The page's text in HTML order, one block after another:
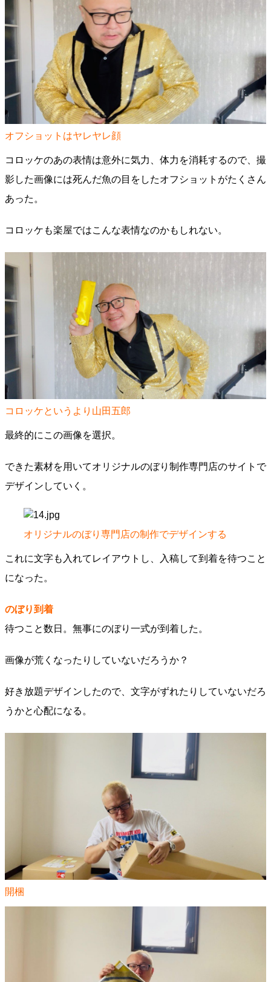
オフショットはヤレヤレ顔
コロッケのあの表情は意外に気力、体力を消耗するので、撮
影した画像には死んだ魚の目をしたオフショットがたくさん
あった。
コロッケも楽屋ではこんな表情なのかもしれない。
コロッケというより山田五郎
最終的にこの画像を選択。
できた素材を用いてオリジナルのぼり制作専門店のサイトで
デザインしていく。
オリジナルのぼり専門店の制作でデザインする
これに文字も入れてレイアウトし、入稿して到着を待つこと
になった。
のぼり到着
待つこと数日。無事にのぼり一式が到着した。
画像が荒くなったりしていないだろうか？
好き放題デザインしたので、文字がずれたりしていないだろ
うかと心配になる。
開梱